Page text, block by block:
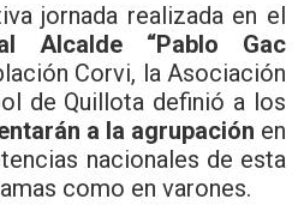
jornada realizada en el
Alcalde “Pablo Gac
Corvi, la Asociación
de Quillota definió a los
a la agrupación en
nacionales de esta
como en varones.